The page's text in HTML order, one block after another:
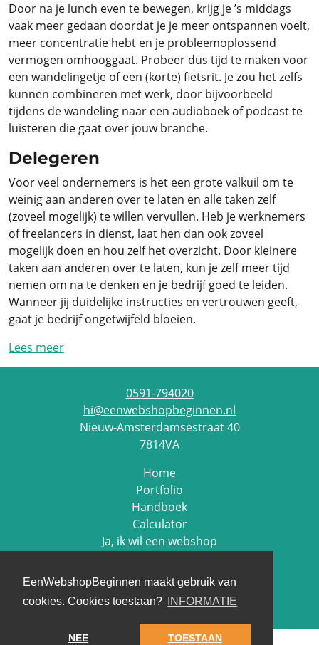
EenWebshopBeginnen maakt gebruik van
cookies. Cookies toestaan?
INFORMATIE
NEE TOESTAAN
Door na je lunch even te bewegen, krijg je ’s middags
vaak meer gedaan doordat je je meer ontspannen voelt,
meer concentratie hebt en je probleemoplossend
vermogen omhooggaat. Probeer dus tijd te maken voor
een wandelingetje of een (korte) fietsrit. Je zou het zelfs
kunnen combineren met werk, door bijvoorbeeld
tijdens de wandeling naar een audioboek of podcast te
luisteren die gaat over jouw branche.
Delegeren
Voor veel ondernemers is het een grote valkuil om te
weinig aan anderen over te laten en alle taken zelf
(zoveel mogelijk) te willen vervullen. Heb je werknemers
of freelancers in dienst, laat hen dan ook zoveel
mogelijk doen en hou zelf het overzicht. Door kleinere
taken aan anderen over te laten, kun je zelf meer tijd
nemen om na te denken en je bedrijf goed te leiden.
Wanneer jij duidelijke instructies en vertrouwen geeft,
gaat je bedrijf ongetwijfeld bloeien.
Lees meer
0591-794020
hi@eenwebshopbeginnen.nl
Nieuw-Amsterdamsestraat 40
7814VA
Home
Portfolio
Handboek
Calculator
Ja, ik wil een webshop
Cookie beleid
Privacy beleid